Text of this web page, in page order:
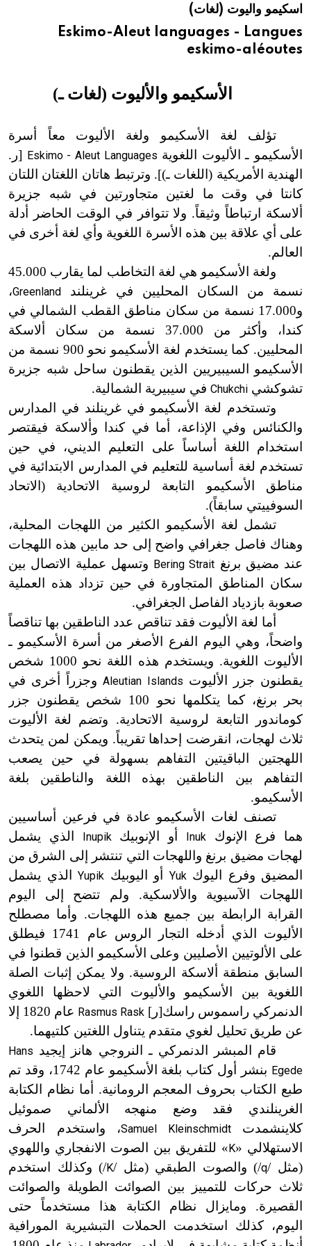
هيئة الموسوعة العربية تطلق موسوعات جديدة في عام 2026
اسكيمو واليوت (لغات)
Eskimo-Aleut languages - Langues
eskimo-aléoutes
الأسكيمو والأليوت (لغات ـ)
تؤلف لغة الأسكيمو ولغة الأليوت معاً أسرة
الأسكيمو ـ الأليوت اللغوية Eskimo - Aleut Languages [ر.
الهندية الأمريكية (اللغات ـ)]. وترتبط هاتان اللغتان اللتان
كانتا في وقت ما لغتين متجاورتين في شبه جزيرة
ألاسكة ارتباطاً وثيقاً. ولا تتوافر في الوقت الحاضر أدلة
على أي علاقة بين هذه الأسرة اللغوية وأي لغة أخرى في
العالم.
ولغة الأسكيمو هي لغة التخاطب لما يقارب 45.000
نسمة من السكان المحليين في غرينلند
Greenland،
و17.000
نسمة من سكان مناطق القطب الشمالي في
كندا، وأكثر من 37.000 نسمة من سكان ألاسكة
المحليين. كما يستخدم لغة الأسكيمو نحو 900 نسمة من
الأسكيمو السيبيريين الذين يقطنون ساحل شبه جزيرة
تشوكشي Chukchi في سيبيرية الشمالية.
وتستخدم لغة الأسكيمو في غرينلند في المدارس
والكنائس وفي الإذاعة، أما في كندا وألاسكة فيقتصر
استخدام اللغة أساساً على التعليم الديني، في حين
تستخدم لغة أساسية للتعليم في المدارس الابتدائية في
مناطق الأسكيمو التابعة لروسية الاتحادية (الاتحاد
السوفييتي سابقاً).
تشمل لغة الأسكيمو الكثير من اللهجات المحلية،
وهناك فاصل جغرافي واضح إلى حد مابين هذه اللهجات
عند مضيق برنغ Bering Strait وتسهل عملية الاتصال بين
سكان المناطق المتجاورة في حين تزداد هذه العملية
صعوبة بازدياد الفاصل الجغرافي.
أما لغة الأليوت فقد تناقص عدد الناطقين بها تناقصاً
واضحاً، وهي اليوم الفرع الأصغر من أسرة الأسكيمو ـ
الأليوت اللغوية. ويستخدم هذه اللغة نحو 1000 شخص
يقطنون جزر الأليوت Aleutian Islandsوجزراً أخرى في
بحر برنغ، كما يتكلمها نحو 100 شخص يقطنون جزر
كوماندور التابعة لروسية الاتحادية. وتضم لغة الأليوت
ثلاث لهجات، انقرضت
حداها تقريباً. ويمكن لمن يتحدث
اللهجتين الباقيتين التفاهم بسهولة في حين يصعب
التفاهم بين الناطقين بهذه اللغة والناطقين بلغة
الأسكيمو.
تصنف لغات الأسكيمو عادة في فرعين أساسيين
هما فرع الإنوك Inuk أو الإنوبيك Inupik
الذي يشمل
لهجات مضيق برنغ واللهجات التي تنتشر إلى الشرق من
المضيق وفرع اليوك Yuk أو اليوبيك Yupik الذي يشمل
اللهجات الآسيوية والألاسكية. ولم تتضح إلى اليوم
القرابة الرابطة بين جميع هذه اللهجات. وأما مصطلح
الأليوت الذي أدخله التجار الروس عام 1741 فيطلق
على الألوتيين الأصليين وعلى الأسكيمو الذين قطنوا في
السابق منطقة ألاسكة الروسية. ولا يمكن إثبات الصلة
اللغوية بين الأسكيمو والأليوت التي لاحظها اللغوي
الدنمركي راسموس راسك[ر] Rasmus Rask
عام 1820 إلا
عن طريق تحليل لغوي متقدم يتناول اللغتين كلتيهما.
قام المبشر الدنمركي ـ النروجي هانز إيجيد Hans
Egede
بنشر أول كتاب بلغة الأسكيمو عام 1742، وقد تم
طبع الكتاب بحروف المعجم الرومانية. أما نظام الكتابة
الغرينلندي فقد وضع منهجه الألماني صموئيل
كلاينشمدتSamuel Kleinschmidt، واستخدم الحرف
الاستهلالي «K » للتفريق بين الصوت الانفجاري واللهوي
(مثل /q/) والصوت الطبقي (مثل /K/) وكذلك استخدم
ثلاث حركات للتمييز بين الصوائت الطويلة والصوائت
القصيرة. ومايزال نظام الكتابة هذا مستخدماً حتى
اليوم، كذلك استخدمت الحملات التبشيرية المورافية